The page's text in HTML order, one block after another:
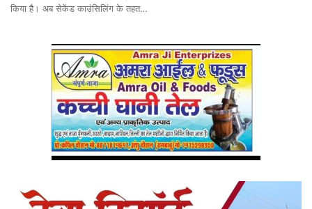
किया है। अब सेकेंड काउंसिलिंग के तहत…